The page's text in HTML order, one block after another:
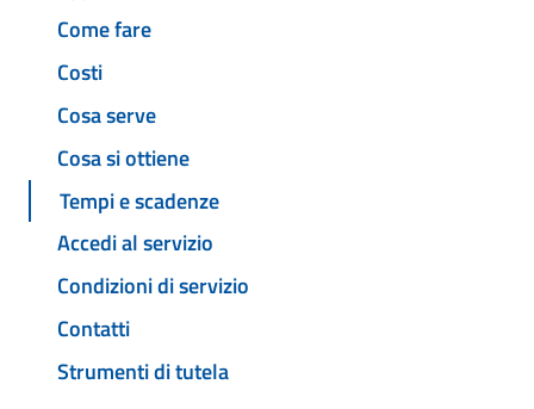
Come fare
Costi
Cosa serve
Cosa si ottiene
Tempi e scadenze
Accedi al servizio
Condizioni di servizio
Contatti
Strumenti di tutela